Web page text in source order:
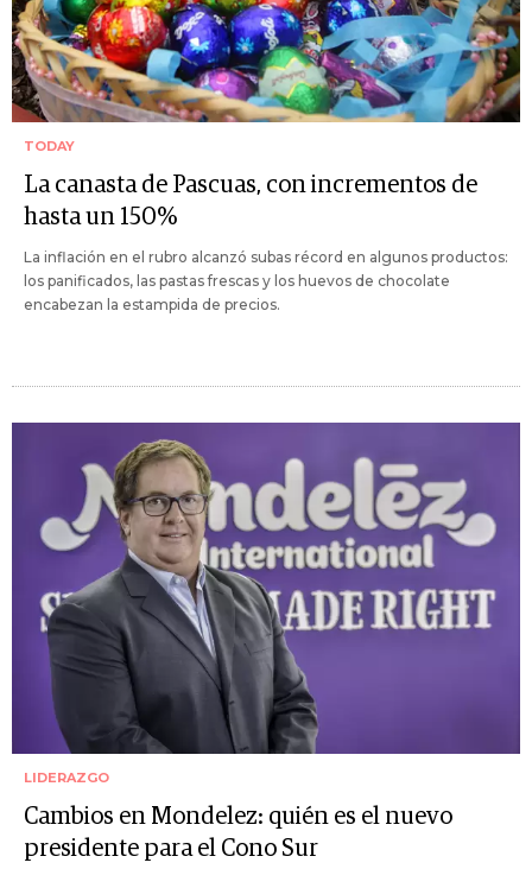
TODAY
La canasta de Pascuas, con incrementos de
hasta un 150%
La inflación en el rubro alcanzó subas récord en algunos productos:
los panificados, las pastas frescas y los huevos de chocolate
encabezan la estampida de precios.
LIDERAZGO
Cambios en Mondelez: quién es el nuevo
presidente para el Cono Sur